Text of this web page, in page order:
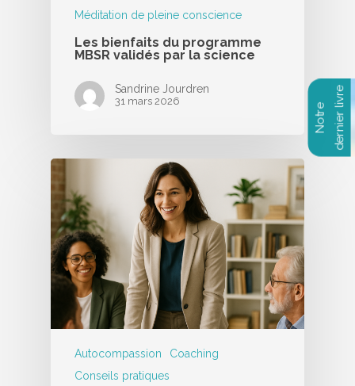
Méditation de pleine conscience
Les bienfaits du programme
MBSR validés par la science
Sandrine Jourdren
31 mars 2026
Autocompassion
Coaching
Conseils pratiques